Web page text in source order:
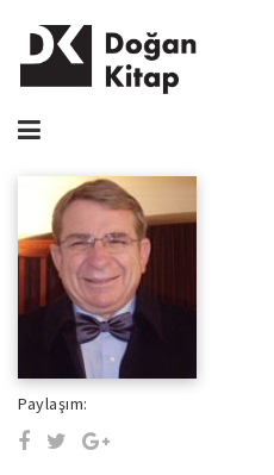
Paylaşım: